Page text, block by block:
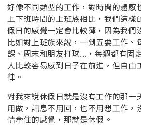
好像不同類型的工作，對時間的體感
上下班時間的上班族相比，我們這樣
假日的感覺一定會比較薄，因為我們
比如對上班族來說，一到五要工作、
課、周末和朋友打球...，每週都有固
人比較容易感到日子在前進，但自由
律。
對我來說休假日就是沒有工作的那一
用做，訊息不用回，也不用想工作，
情牽住的感覺，那就是休假。